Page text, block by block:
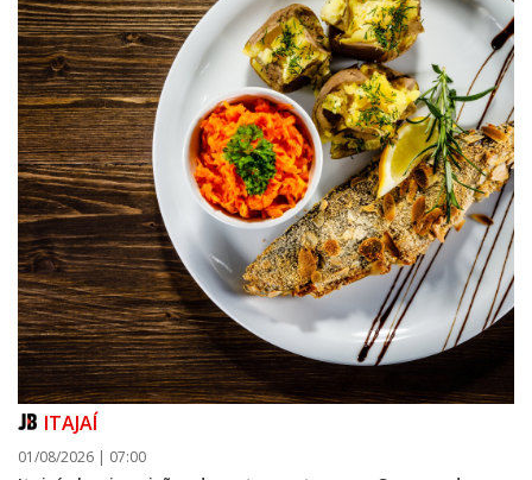
ITAJAÍ
01/08/2026 | 07:00